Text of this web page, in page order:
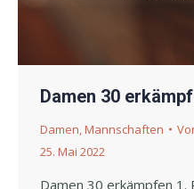
Damen 30
Damen,Mannschaften
25. Mai 2022
Damen 30 erkämpfen